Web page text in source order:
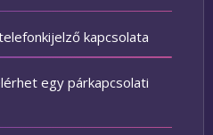
kapcsolata
egy párkapcsolati